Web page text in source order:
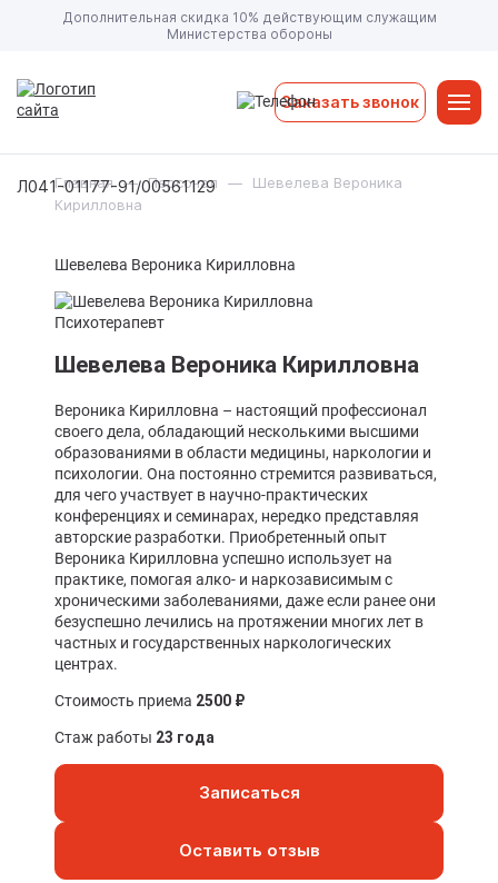
Дополнительная скидка 10% действующим служащим
Министерства обороны
Л041-01177-91/00561129
Заказать звонок
Главная — Персонал —
Шевелева Вероника
Кирилловна
Шевелева Вероника Кирилловна
Психотерапевт
Шевелева Вероника Кирилловна
Вероника Кирилловна – настоящий профессионал
своего дела, обладающий несколькими высшими
образованиями в области медицины, наркологии и
психологии. Она постоянно стремится развиваться,
для чего участвует в научно-практических
конференциях и семинарах, нередко представляя
авторские разработки. Приобретенный опыт
Вероника Кирилловна успешно использует на
практике, помогая алко- и наркозависимым с
хроническими заболеваниями, даже если ранее они
безуспешно лечились на протяжении многих лет в
частных и государственных наркологических
центрах.
Стоимость приема 2500 ₽
Стаж работы 23 года
Записаться
Оставить отзыв